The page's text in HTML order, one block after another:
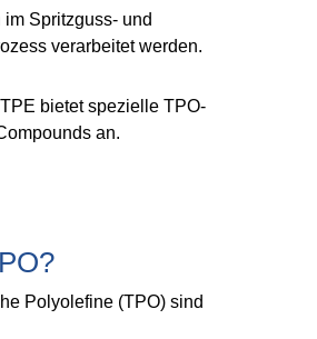
Spritzguss- und
verarbeitet werden.
bietet spezielle TPO-
an.
Polyolefine (TPO) sind